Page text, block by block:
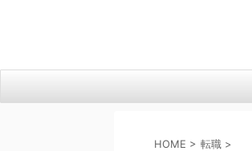
HOME > 転職 >